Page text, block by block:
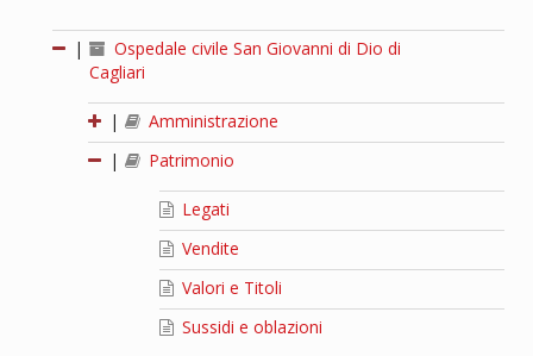
|
Ospedale civile San Giovanni di Dio di
Cagliari
|
Amministrazione
|
Patrimonio
Legati
Vendite
Valori e Titoli
Sussidi e oblazioni